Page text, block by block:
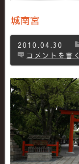
城南宮
2010.04.30
コメントを書く